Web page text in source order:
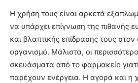
Η χρήση τους είναι αρκετά
να υπάρχει επίγνωση της πιθανής
και βλαπτικής επίδρασης τους
οργανισμό. Μάλιστα, οι
σκευάσματα από το φαρμακείο
παρέχουν ενέργεια. Η αγορά και η